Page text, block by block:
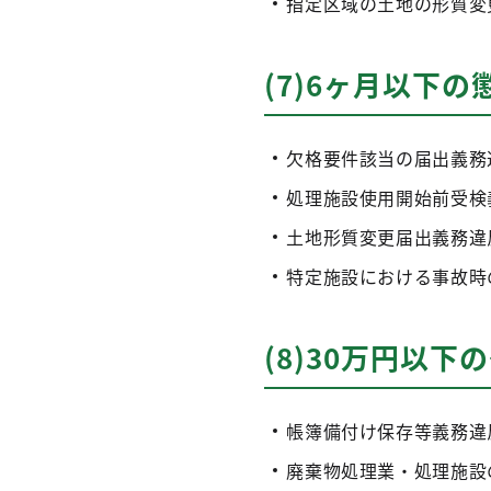
(7)6ヶ月以下の
欠格要件該当の届出義
処理施設使用開始前受
土地形質変更届出義務
特定施設における事故
(8)30万円以下
帳簿備付け保存等義務
廃棄物処理業・処理施